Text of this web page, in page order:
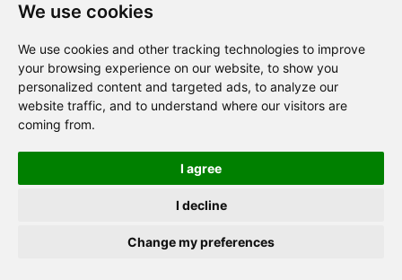
We use cookies
We use cookies and other tracking technologies to improve
your browsing experience on our website, to show you
personalized content and targeted ads, to analyze our
website traffic, and to understand where our visitors are
coming from.
I agree
I decline
Change my preferences
o feedback, albo wynikający z potrzeb Mentee,
sygnalizujący na przykład wystąpienie problemów.
Zapraszamy na konferencję Mentoring Program
Excellence 15.09.2026r.
Więcej szczegółów